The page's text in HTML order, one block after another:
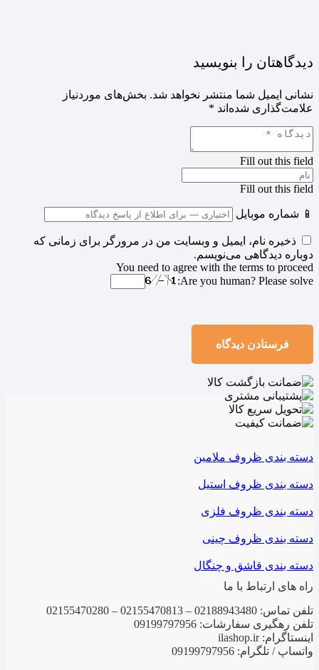
دیدگاهتان را بنویسید
نشانی ایمیل شما منتشر نخواهد شد. بخش‌های موردنیاز
علامت‌گذاری شده‌اند *
Fill out this field
Fill out this field
📱 شماره موبایل
ذخیره نام، ایمیل و وبسایت من در مرورگر برای زمانی که
دوباره دیدگاهی می‌نویسم.
You need to agree with the terms to proceed
Are you human? Please solve:
فرستادن دیدگاه
دسته بندی ظروف ملامین
دسته بندی ظروف استیل
دسته بندی ظروف فلزی
دسته بندی ظروف چینی
دسته بندی قاشق و چنگال
راه های ارتباط با ما
تلفن تماس: 02188943480 – 02155470813 – 02155470280
تلفن رهگیری سفارشات: 09199797956
اینستاگرام: ilashop.ir
واتساپ / تلگرام: 09199797956